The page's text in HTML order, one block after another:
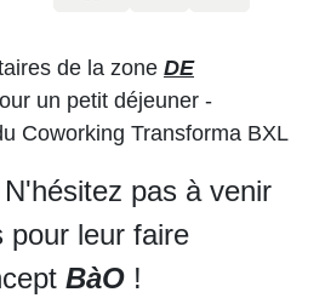
de la zone DE
un petit déjeuner -
Coworking Transforma BXL
pas à venir
pour leur faire
BàO !